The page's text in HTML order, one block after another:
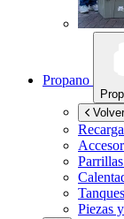
Propano
Piezas